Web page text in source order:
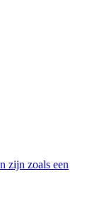
zijn zoals een